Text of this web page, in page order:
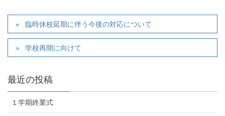
臨時休校延期に伴う今後の対応について
学校再開に向けて
最近の投稿
１学期終業式